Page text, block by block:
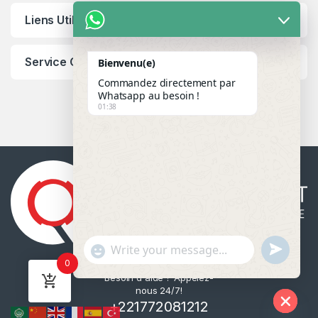
Liens Utiles
Service Client
Besoin d'aide ? Appelez-
nous 24/7!
+221772081212
0
Bienvenu(e)
Commandez directement par
Whatsapp au besoin !
01:38
"
+
c
a
WhatsApp Message
u
n
d